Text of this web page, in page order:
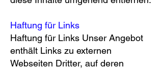
Haftung für Links
Haftung für Links Unser Angebot
enthält Links zu externen
Webseiten Dritter, auf deren